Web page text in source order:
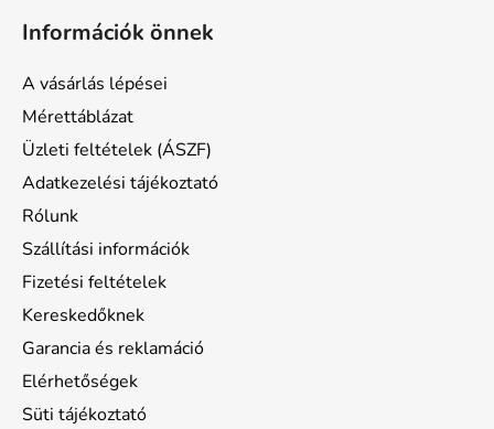
Információk önnek
A vásárlás lépései
Mérettáblázat
Üzleti feltételek (ÁSZF)
Adatkezelési tájékoztató
Rólunk
Szállítási információk
Fizetési feltételek
Kereskedőknek
Garancia és reklamáció
Elérhetőségek
Süti tájékoztató